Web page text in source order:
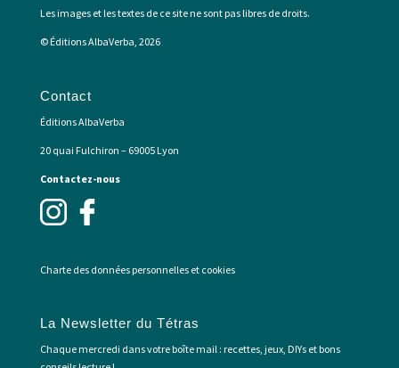
Les images et les textes de ce site ne sont pas libres de droits.
© Éditions AlbaVerba, 2026
Contact
Éditions AlbaVerba
20 quai Fulchiron – 69005 Lyon
Contactez-nous
Charte des données personnelles et cookies
La Newsletter du Tétras
Chaque mercredi dans votre boîte mail : recettes, jeux, DIYs et bons